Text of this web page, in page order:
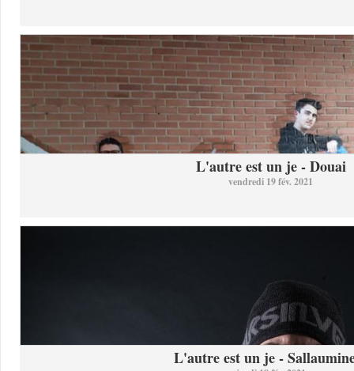
L'autre est un je - Douai
vendredi 19 fév. 2021
L'autre est un je -